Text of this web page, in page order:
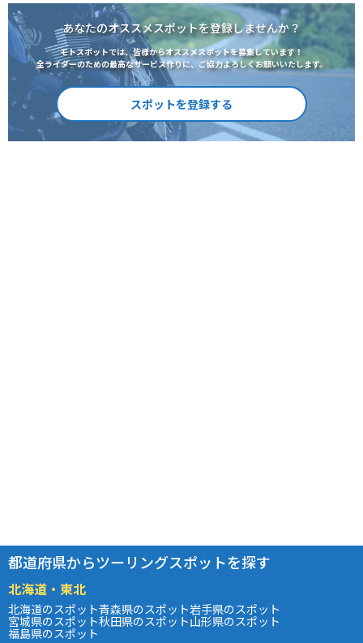
あなたのオススメスポットを登録しませんか？
モトスポットでは、皆様からオススメスポットを募集しています！
全ライダーのための最高なサービス作りに、ご協力よろしくお願いいたします。
スポットを登録する
都道府県からツーリングスポットを探す
北海道・東北
北海道のスポット青森県のスポット岩手県のスポット
宮城県のスポット秋田県のスポット山形県のスポット
福島県のスポット